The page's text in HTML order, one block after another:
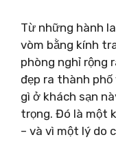
Từ những hành
vòm bằng kính
phòng nghỉ rộng
đẹp ra thành
gì ở khách sạn
trọng. Đó là một
– và vì một lý do